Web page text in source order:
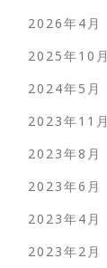
2026年4月
2025年10月
2024年5月
2023年11月
2023年8月
2023年6月
2023年4月
2023年2月